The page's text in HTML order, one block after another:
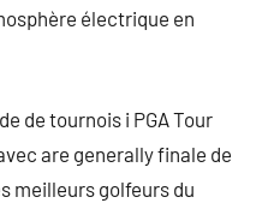
électrique en
de tournois i PGA Tour
are generally finale de
meilleurs golfeurs du